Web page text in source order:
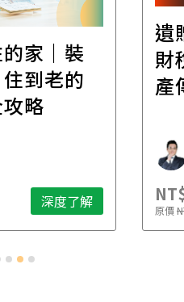
家｜裝
到老的
略
深度了解
遺
財
產
原價